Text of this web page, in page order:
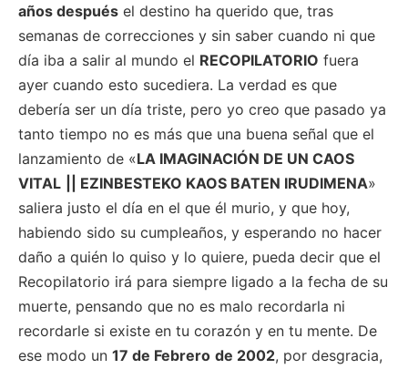
años después el destino ha querido que, tras
semanas de correcciones y sin saber cuando ni que
día iba a salir al mundo el RECOPILATORIO fuera
ayer cuando esto sucediera. La verdad es que
debería ser un día triste, pero yo creo que pasado ya
tanto tiempo no es más que una buena señal que el
lanzamiento de «LA IMAGINACIÓN DE UN CAOS
VITAL
|| EZINBESTEKO KAOS BATEN IRUDIMENA»
saliera justo el día en el que él murio, y que hoy,
habiendo sido su cumpleaños, y esperando no hacer
daño a quién lo quiso y lo quiere, pueda decir que el
Recopilatorio irá para siempre ligado a la fecha de su
muerte, pensando que no es malo recordarla ni
recordarle si existe en tu corazón y en tu mente. De
ese modo un 17 de Febrero de 2002, por desgracia,